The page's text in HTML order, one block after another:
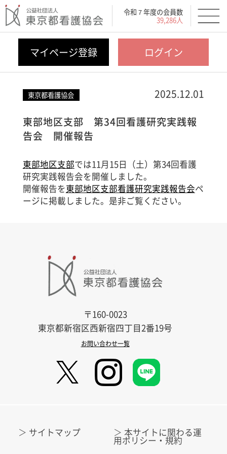
令和７年度の会員数
39,286人
マイページ登録 ログイン
2025.12.01
東京都看護協会
東部地区支部 第34回看護研究実践報
告会 開催報告
東部地区支部では11月15日（土）第34回看護
研究実践報告会を開催しました。
開催報告を東部地区支部看護研究実践報告会ペ
ージに掲載しました。是非ご覧ください。
〒160-0023
東京都新宿区西新宿四丁目2番19号
お問い合わせ一覧
サイトマップ 本サイトに関わる運
用ポリシー・規約